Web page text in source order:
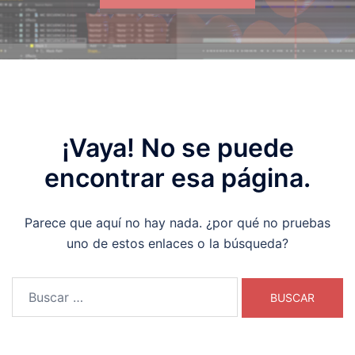
¡Vaya! No se puede
encontrar esa página.
Parece que aquí no hay nada. ¿por qué no pruebas
uno de estos enlaces o la búsqueda?